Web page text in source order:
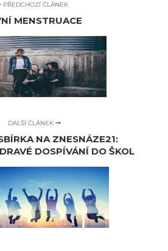
PŘEDCHOZÍ ČLÁNEK
MENSTRUACE
DALŠÍ ČLÁNEK
NA ZNESNÁZE21:
DOSPÍVÁNÍ DO ŠKOL